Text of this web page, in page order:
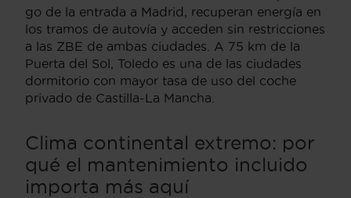
go de la entrada a Madrid, recuperan energía en
los tramos de autovía y acceden sin restricciones
a las ZBE de ambas ciudades. A 75 km de la
Puerta del Sol, Toledo es una de las ciudades
dormitorio con mayor tasa de uso del coche
privado de Castilla-La Mancha.
Clima continental extremo: por
qué el mantenimiento incluido
importa más aquí